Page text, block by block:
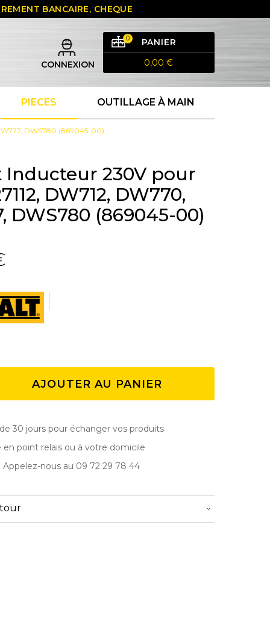
BANCAIRE, CHEQUE
CONNEXION
PANIER
0
0,00 €
PIECES OUTILLAGE À MAIN
DWS780 (869045-00)
Inducteur 230V pour
DW712, DW770,
DWS780 (869045-00)
AJOUTER AU PANIER
30 jours pour échanger vos produits
en point relais ou à votre domicile
Appelez-nous au 09 72 29 78 44